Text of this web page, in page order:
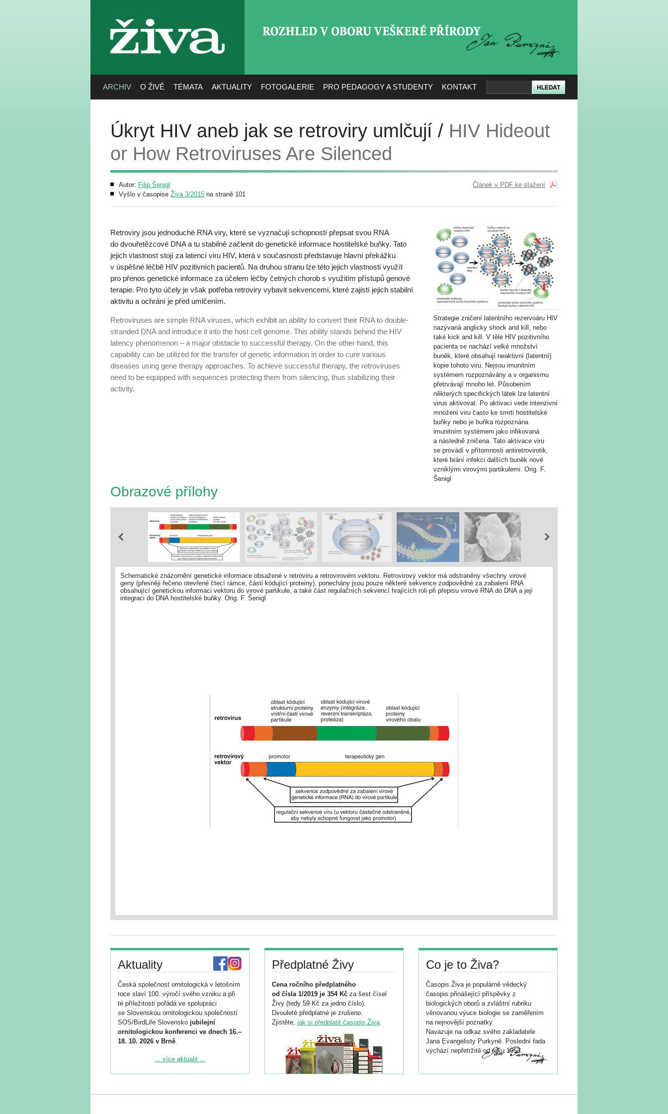
živa
ARCHIV O ŽIVĚ TÉMATA AKTUALITY FOTOGALERIE PRO PEDAGOGY A STUDENTY KONTAKT
Úkryt HIV aneb jak se retroviry umlčují / HIV Hideout
or How Retroviruses Are Silenced
Autor: Filip Šenigl
Vyšlo v časopise Živa 3/2015 na straně 101
Článek v PDF ke stažení
Retroviry jsou jednoduché RNA viry, které se vyznačují schopností přepsat svou RNA
do dvouřetězcové DNA a tu stabilně začlenit do genetické informace hostitelské buňky. Tato
jejich vlastnost stojí za latencí viru HIV, která v současnosti představuje hlavní překážku
v úspěšné léčbě HIV pozitivních pacientů. Na druhou stranu lze této jejich vlastnosti využít
pro přenos genetické informace za účelem léčby četných chorob s využitím přístupů genové
terapie. Pro tyto účely je však potřeba retroviry vybavit sekvencemi, které zajistí jejich stabilní
aktivitu a ochrání je před umlčením.
Retroviruses are simple RNA viruses, which exhibit an ability to convert their RNA to double-
stranded DNA and introduce it into the host cell genome. This ability stands be­hind the HIV
latency phenomenon – a ma­jor obstacle to successful therapy. On the other hand, this
capability can be utilized for the transfer of genetic information in order to cure various
diseases using gene therapy approaches. To achieve successful therapy, the retroviruses
need to be equipped with sequences protecting them from si­lencing, thus stabilizing their
activity.
Strategie zničení latentního rezervoáru HIV
nazývaná anglicky shock and kill, nebo
také kick and kill. V těle HIV pozitivního
pacienta se nachází velké množství
buněk, které obsahují neaktivní (latentní)
kopie tohoto viru. Nejsou imunitním
systémem rozpoznávány a v organismu
přetrvávají mnoho let. Působením
některých specifických látek lze latentní
virus aktivovat. Po aktivaci vede intenzivní
množení viru často ke smrti hostitelské
buňky nebo je buňka rozpoznána
imunitním systémem jako infikovaná
a následně zničena. Tato aktivace viru
se provádí v přítomnosti antiretrovirotik,
které brání infekci dalších buněk nově
vzniklými virovými partikulemi. Orig. F.
Šenigl
Obrazové přílohy
Schematické znázornění genetické informace obsažené v retroviru a retro­virovém vektoru. Retrovirový vektor má odstraněny všechny virové
geny (přesněji řečeno otevřené čtecí rámce, části kódující proteiny), ponechány jsou pouze některé sekvence zodpovědné za zabalení RNA
obsahující genetickou informaci vektoru do virové partikule, a také část regulačních sekvencí hrajících roli při přepisu virové RNA do DNA a její
integraci do DNA hostitelské buňky. Orig. F. Šenigl
Aktuality
Česká společnost ornitologická v letošním
roce slaví 100. výročí svého vzniku a při
té příležitosti pořádá ve spolupráci
se Slovenskou ornitologickou společností
SOS/BirdLife Slovensko jubilejní
ornitologickou konferenci ve dnech 16.–
18. 10. 2026 v Brně.
Podrobnější informace ke konferenci
Registrovat se můžete do 6. září.
... více aktualit ...
Předplatné Živy
Cena ročního předplatného
od čísla 1/2019 je 354 Kč za šest čísel
Živy (tedy 59 Kč za jedno číslo).
Dvouleté předplatné je zrušeno.
Zjistěte, jak si předplatit časopis Živa.
Co je to Živa?
Časopis Živa je populárně vědecký
časopis přinášející příspěvky z
biologických oborů a zvláštní rubriku
věnovanou výuce biologie se zaměřením
na nejnovější poznatky.
Navazuje na odkaz svého zakladatele
Jana Evangelisty Purkyně. Poslední řada
vychází nepřetržitě od roku 1953.